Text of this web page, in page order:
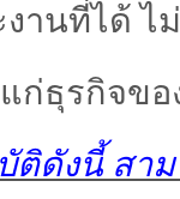
งานที่ได้
ก่ธุรกิจข
ดังนี้ สาม